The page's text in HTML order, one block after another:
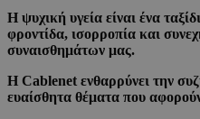
Η ψυχική υγεία είναι ένα
φροντίδα, ισορροπία και
συναισθημάτων μας.
Η Cablenet ενθαρρύνει την
ευαίσθητα θέματα που